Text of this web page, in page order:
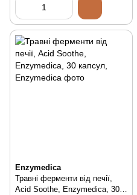
Enzymedica
Травні ферменти від печії,
Acid Soothe, Enzymedica, 30